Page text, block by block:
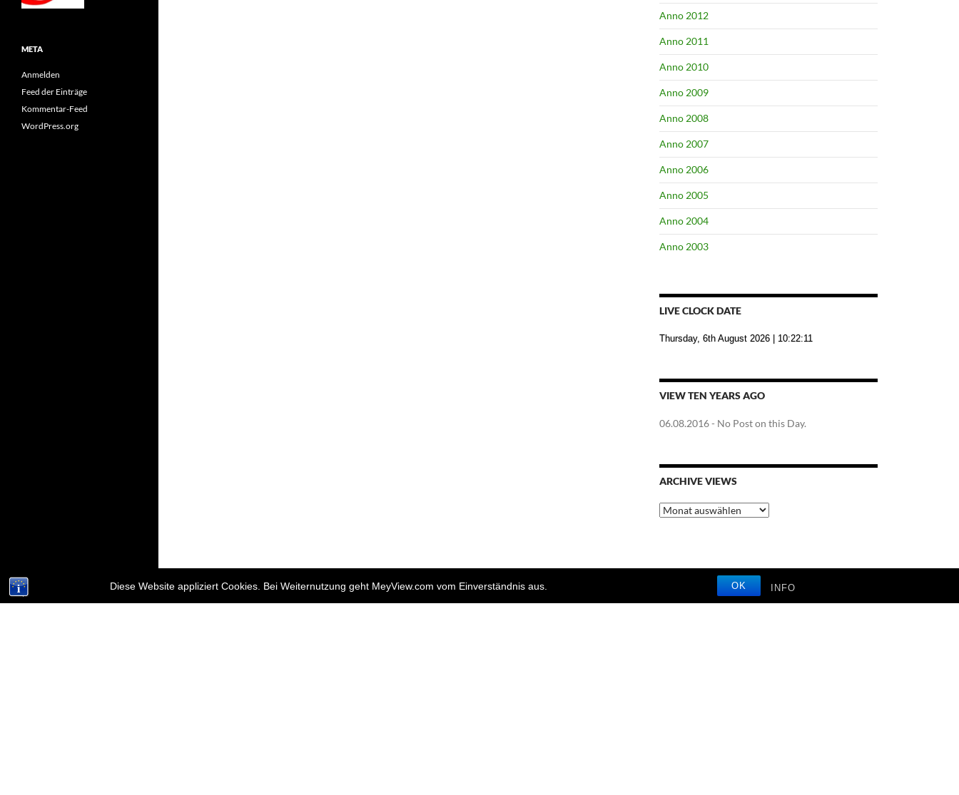
Diese Website appliziert Cookies. Bei Weiternutzung geht MeyView.com vom Einverständnis aus. OK INFO
Anno 2012
Anno 2011
Anno 2010
Anno 2009
Anno 2008
Anno 2007
Anno 2006
Anno 2005
Anno 2004
Anno 2003
LIVE CLOCK DATE
Thursday, 6th August 2026 | 10:22:12
VIEW TEN YEARS AGO
06.08.2016- No Post on this Day.
ARCHIVE VIEWS
Archive
Views
META
Anmelden
Feed der Einträge
Kommentar-Feed
WordPress.org